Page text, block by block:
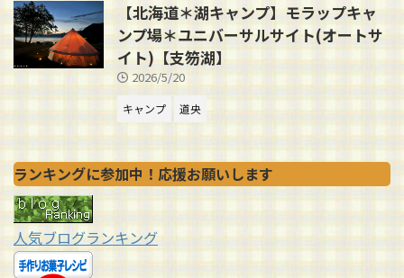
【北海道＊湖キャンプ】モラップキャ
ンプ場＊ユニバーサルサイト(オートサ
イト)【支笏湖】
2026/5/20
キャンプ 道央
ランキングに参加中！応援お願いします
人気ブログランキング